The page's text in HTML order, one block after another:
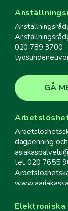
020 789 3700
GÅ
dagpenning
tel. 020 7655